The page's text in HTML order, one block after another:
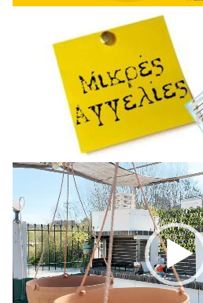
Πρόγραμμα
Αναπαραγωγής
Βίντεο